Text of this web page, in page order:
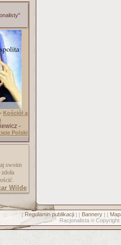
Kościół a
-
Polski
swoim
Wilde
[ Regulamin publikacji] [ Bannery] [
Racjonalista © Copyright